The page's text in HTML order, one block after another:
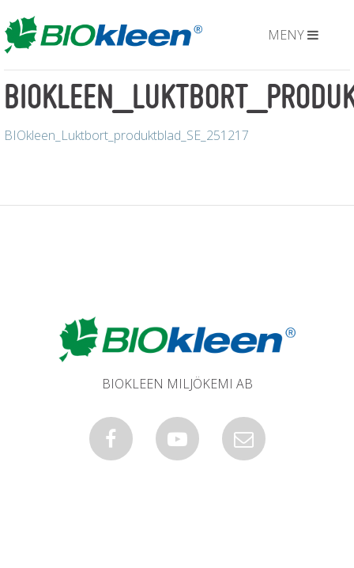
MENY
BIOkleen_Luktbort_produktblad_SE_251217
BIOKLEEN MILJÖKEMI AB